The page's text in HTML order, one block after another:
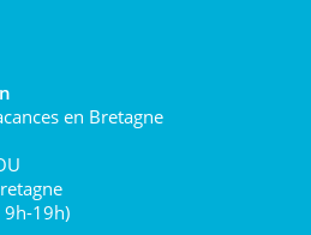
en Bretagne
9h-19h)